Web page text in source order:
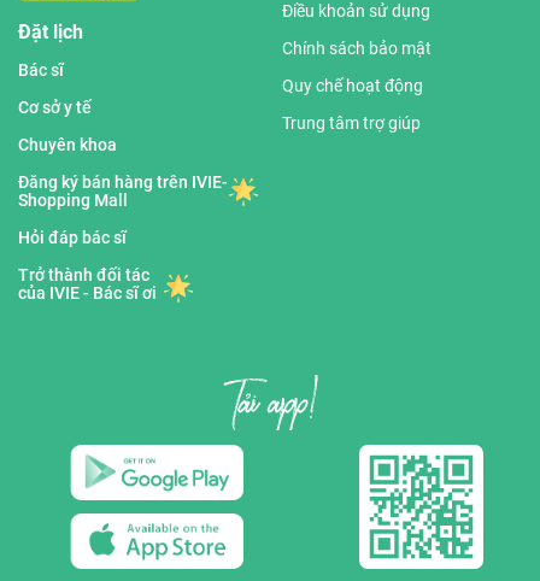
Đặt lịch
Bác sĩ
Cơ sở y tế
Chuyên khoa
Đăng ký bán hàng trên IVIE-
Shopping Mall
Hỏi đáp bác sĩ
Trở thành đối tác
của IVIE - Bác sĩ ơi
Điều khoản sử dụng
Chính sách bảo mật
Quy chế hoạt động
Trung tâm trợ giúp